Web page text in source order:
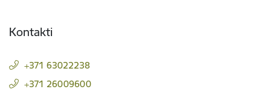
Kontakti
+371 63022238
+371 26009600